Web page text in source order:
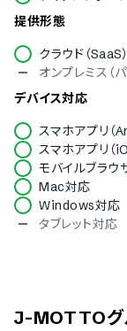
提供形態
クラウド（SaaS）
オンプレミス（
デバイス対応
スマホアプリ（
スマホアプリ（
モバイルブラウ
Mac対応
Windows対応
タブレット対応
冗長化
J-MOTTOグ